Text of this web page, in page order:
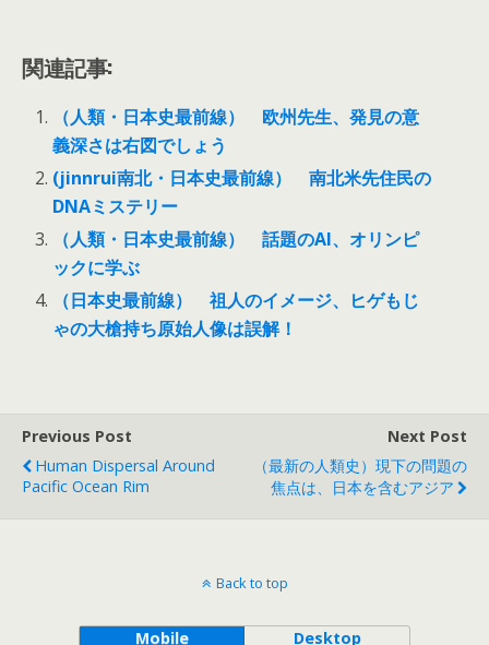
関連記事:
（人類・日本史最前線） 欧州先生、発見の意
義深さは右図でしょう
(jinnrui南北・日本史最前線） 南北米先住民の
DNAミステリー
（人類・日本史最前線） 話題のAI、オリンピ
ックに学ぶ
（日本史最前線） 祖人のイメージ、ヒゲもじ
ゃの大槍持ち原始人像は誤解！
Previous Post
Human Dispersal Around
Pacific Ocean Rim
Next Post
（最新の人類史）現下の問題の
焦点は、日本を含むアジア
Back to top
Mobile Desktop